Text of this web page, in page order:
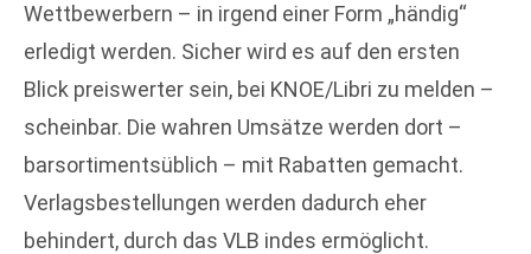
Wettbewerbern – in irgend einer Form „händig“
erledigt werden. Sicher wird es auf den ersten
Blick preiswerter sein, bei KNOE/Libri zu melden –
scheinbar. Die wahren Umsätze werden dort –
barsortimentsüblich – mit Rabatten gemacht.
Verlagsbestellungen werden dadurch eher
behindert, durch das VLB indes ermöglicht.